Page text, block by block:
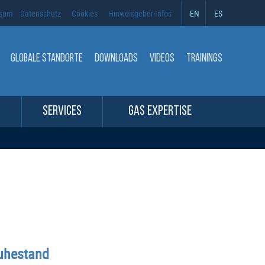
Datenschutz Cookies Hinweisgeber-Infos EN ES
GLOBALE STANDORTE DOWNLOADS VIDEOS TRAININGS
SERVICES GAS EXPERTISE